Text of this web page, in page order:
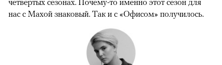
нас с Махой знаковый. Так и с «Офисом» получилось.